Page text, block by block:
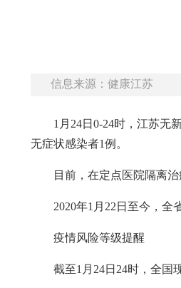
信息来源：健康江苏
1月24日0-24时，江苏无
无症状感染者1例。
目前，在定点医院隔离
2020年1月22日至今，全
疫情风险等级提醒
截至1月24日24时，全国